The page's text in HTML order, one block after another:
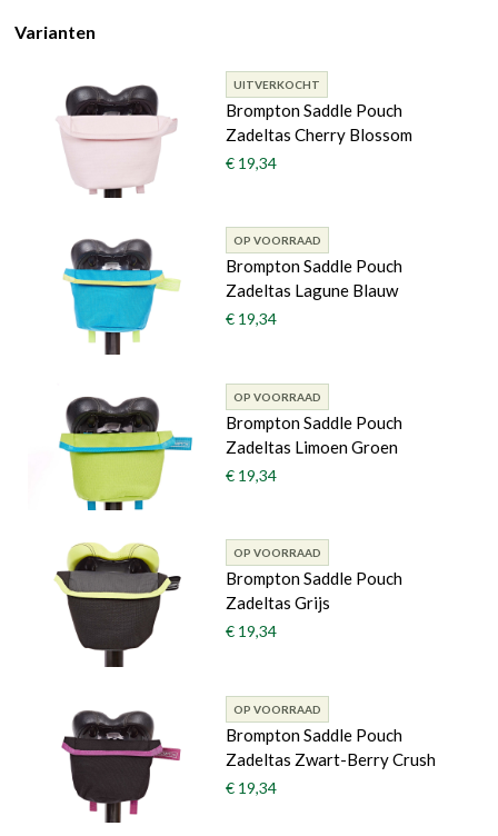
Varianten
UITVERKOCHT
Brompton Saddle Pouch
Zadeltas Cherry Blossom
€ 19,34
OP VOORRAAD
Brompton Saddle Pouch
Zadeltas Lagune Blauw
€ 19,34
OP VOORRAAD
Brompton Saddle Pouch
Zadeltas Limoen Groen
€ 19,34
OP VOORRAAD
Brompton Saddle Pouch
Zadeltas Grijs
€ 19,34
OP VOORRAAD
Brompton Saddle Pouch
Zadeltas Zwart-Berry Crush
€ 19,34